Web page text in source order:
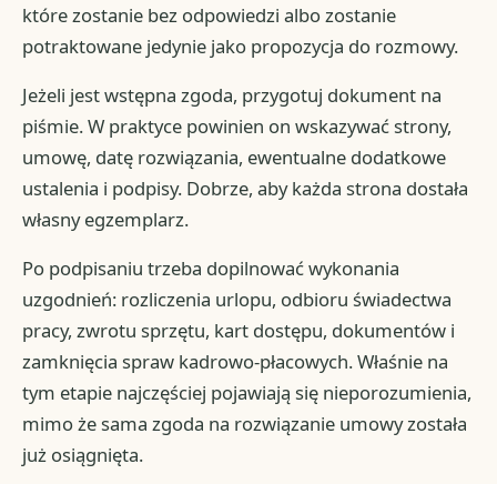
które zostanie bez odpowiedzi albo zostanie
potraktowane jedynie jako propozycja do rozmowy.
Jeżeli jest wstępna zgoda, przygotuj dokument na
piśmie. W praktyce powinien on wskazywać strony,
umowę, datę rozwiązania, ewentualne dodatkowe
ustalenia i podpisy. Dobrze, aby każda strona dostała
własny egzemplarz.
Po podpisaniu trzeba dopilnować wykonania
uzgodnień: rozliczenia urlopu, odbioru świadectwa
pracy, zwrotu sprzętu, kart dostępu, dokumentów i
zamknięcia spraw kadrowo-płacowych. Właśnie na
tym etapie najczęściej pojawiają się nieporozumienia,
mimo że sama zgoda na rozwiązanie umowy została
już osiągnięta.